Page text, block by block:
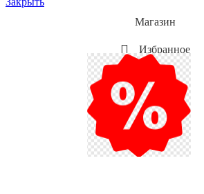
Магазин
Избранное
Мой аккаунт
Акции